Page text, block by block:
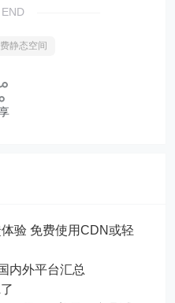
静态空间
验 免费使用CDN或轻
内外平台汇总